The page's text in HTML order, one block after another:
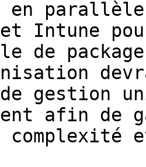
en
et Intune
de
de gestion
afin de